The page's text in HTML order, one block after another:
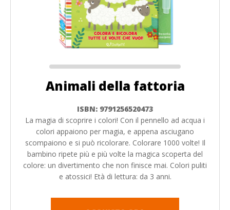
Animali della fattoria
ISBN: 9791256520473
La magia di scoprire i colori! Con il pennello ad acqua i
colori appaiono per magia, e appena asciugano
scompaiono e si può ricolorare. Colorare 1000 volte! Il
bambino ripete più e più volte la magica scoperta del
colore: un divertimento che non finisce mai. Colori puliti
e atossici! Età di lettura: da 3 anni.